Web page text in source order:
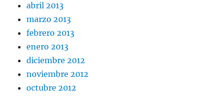
abril 2013
marzo 2013
febrero 2013
enero 2013
diciembre 2012
noviembre 2012
octubre 2012